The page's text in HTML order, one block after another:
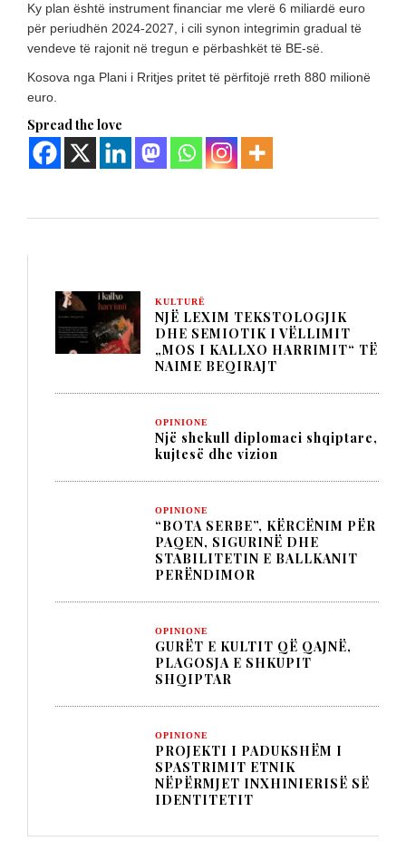
Ky plan është instrument financiar me vlerë 6 miliardë euro
për periudhën 2024-2027, i cili synon integrimin gradual të
vendeve të rajonit në tregun e përbashkët të BE-së.
Kosova nga Plani i Rritjes pritet të përfitojë rreth 880 milionë
euro.
Spread the love
KULTURË
NJË LEXIM TEKSTOLOGJIK
DHE SEMIOTIK I VËLLIMIT
„MOS I KALLXO HARRIMIT“ TË
NAIME BEQIRAJT
OPINIONE
Një shekull diplomaci shqiptare,
kujtesë dhe vizion
OPINIONE
“BOTA SERBE”, KËRCËNIM PËR
PAQEN, SIGURINË DHE
STABILITETIN E BALLKANIT
PERËNDIMOR
OPINIONE
GURËT E KULTIT QË QAJNË,
PLAGOSJA E SHKUPIT
SHQIPTAR
OPINIONE
PROJEKTI I PADUKSHËM I
SPASTRIMIT ETNIK
NËPËRMJET INXHINIERISË SË
IDENTITETIT